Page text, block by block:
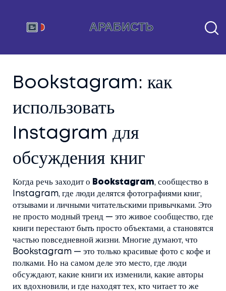
Bookstagram: как
использовать
Instagram для
обсуждения книг
Когда речь заходит о Bookstagram, сообщество в
Instagram, где люди делятся фотографиями книг,
отзывами и личными читательскими привычками. Это
не просто модный тренд — это живое сообщество, где
книги перестают быть просто объектами, а становятся
частью повседневной жизни. Многие думают, что
Bookstagram — это только красивые фото с кофе и
полками. Но на самом деле это место, где люди
обсуждают, какие книги их изменили, какие авторы
их вдохновили, и где находят тех, кто читает то же